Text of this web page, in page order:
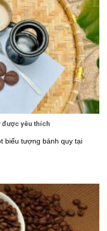
được yêu thích
biểu tượng bánh quy tại